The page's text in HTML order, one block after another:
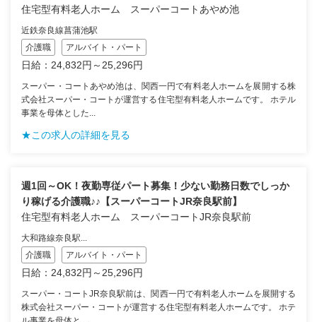
住宅型有料老人ホーム スーパーコートあやめ池
近鉄奈良線菖蒲池駅
介護職
アルバイト・パート
日給：24,832円～25,296円
スーパー・コートあやめ池は、関西一円で有料老人ホームを展開する株
式会社スーパー・コートが運営する住宅型有料老人ホームです。 ホテル
事業を母体とした...
★この求人の詳細を見る
週1回～OK！夜勤専従パート募集！少ない勤務日数でしっか
り稼げる介護職♪♪【スーパーコートJR奈良駅前】
住宅型有料老人ホーム スーパーコートJR奈良駅前
大和路線奈良駅...
介護職
アルバイト・パート
日給：24,832円～25,296円
スーパー・コートJR奈良駅前は、関西一円で有料老人ホームを展開する
株式会社スーパー・コートが運営する住宅型有料老人ホームです。 ホテ